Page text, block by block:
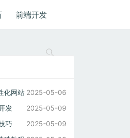
前端开发
化网站 2025-05-06
发
2025-05-09
巧
2025-05-09